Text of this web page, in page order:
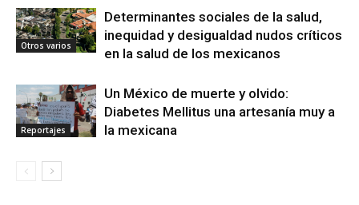
Otros varios
Determinantes sociales de la salud,
inequidad y desigualdad nudos críticos
en la salud de los mexicanos
Reportajes
Un México de muerte y olvido:
Diabetes Mellitus una artesanía muy a
la mexicana